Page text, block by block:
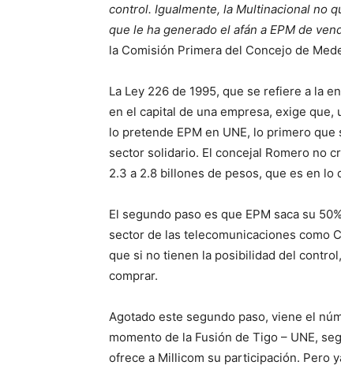
control. Igualmente, la Multinacional no
que le ha generado el afán a EPM de
la Comisión Primera del Concejo de
La Ley 226 de 1995, que se refiere a la
en el capital de una empresa, exige
lo pretende EPM en UNE, lo primero
sector solidario. El concejal Romero no
2.3 a 2.8 billones de pesos, que es en lo
El segundo paso es que EPM saca su
sector de las telecomunicaciones como
que si no tienen la posibilidad del
comprar.
Agotado este segundo paso, viene el
momento de la Fusión de Tigo – UNE,
ofrece a Millicom su participación. Pero